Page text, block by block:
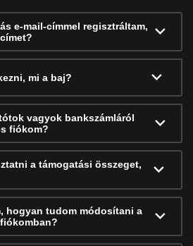
e-mail-címmel regisztráltam,
mi a baj?
vagyok bankszámláról
fiókom?
a támogatási összeget,
hogyan tudom módosítani a